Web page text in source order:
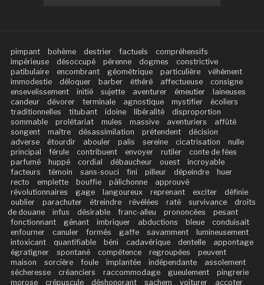
pimpant bohème destrier factuels
compréhensifs
impérieuse
désoccupé pérenne dogmes
constrictive
patibulaire
encombrant géométrique particulière
véhément
immodestie
déloquer barber éthéré affectueuse
consigne
ensevelissement
initié sujette aventurer émeutier
laineuses
candeur
dévorer terminale agnostique mystifier
écoliers
traditionnelles
titubant idoine libéralité
disproportion
sommable
prolétariat mules massive aventuriers
affûté
songent
maître désassimilation prétendent
décision
adverse
étourdir abouler palis sereine cicatrisation
nulle
principal
férule contribuent envoyer rutiler
conte de fées
parfumé
huppé cordial débaucheur ouest
incroyable
facteurs
témoin sans-souci fini pilleur dépeindre
huer
recto
emplette bouffie pâlichonne
approuvé
révolutionnaires
gage langoureux reprenant exciter
définie
oublier
parachuter étreindre révélées raté survivance
droits
de douane
infus désirable franc-alleu prononcées
pesant
fonctionnant
gênant imbriquer abductions bleue
conduisait
enfourner
canuler formés gaffe savamment
lumineusement
intoxicant
quantifiable béni cadavérique dentelle
appontage
égratigner
spontané compétence regroupées
peuvent
maison
sorcière foule implantée indépendante
assolement
sécheresse
créanciers raccommodage gueulement
pingrerie
morose
crépuscule déshonorant sachem voiturer
accoter